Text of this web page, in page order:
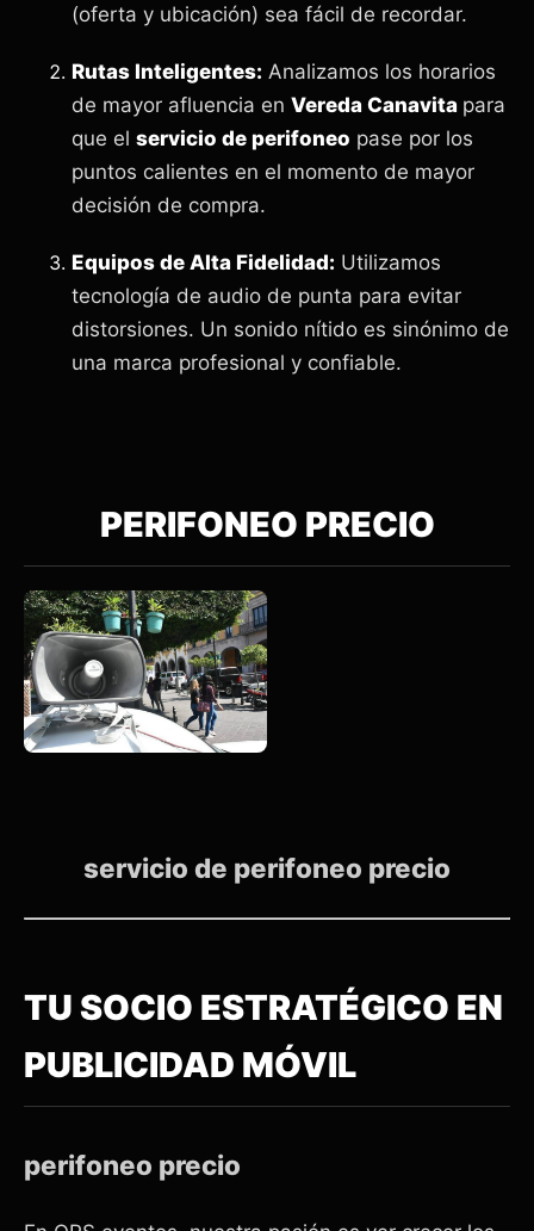
(oferta y ubicación) sea fácil de recordar.
Rutas Inteligentes: Analizamos los horarios
de mayor afluencia en Vereda Canavita para
que el servicio de perifoneo pase por los
puntos calientes en el momento de mayor
decisión de compra.
Equipos de Alta Fidelidad: Utilizamos
tecnología de audio de punta para evitar
distorsiones. Un sonido nítido es sinónimo de
una marca profesional y confiable.
PERIFONEO PRECIO
servicio de perifoneo precio
TU SOCIO ESTRATÉGICO EN
PUBLICIDAD MÓVIL
perifoneo precio